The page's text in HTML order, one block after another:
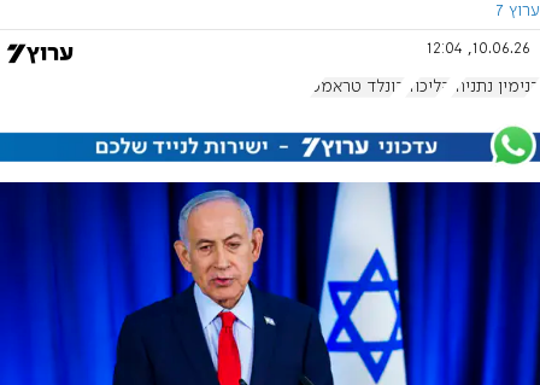
ערוץ 7
10.06.26, 12:04
בנימין נתניהו הליכוד דונלד טראמפ